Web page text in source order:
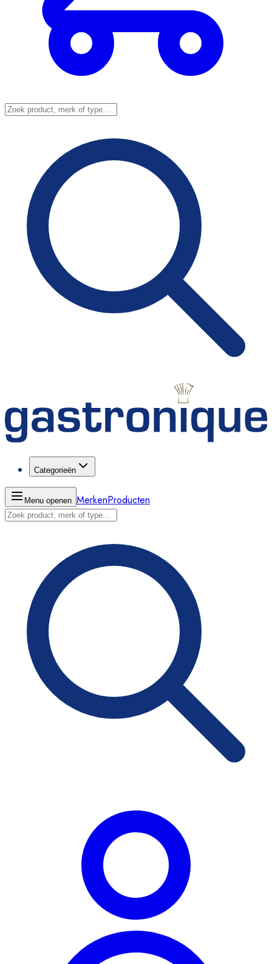
Categorieën
Menu openen MerkenProducten